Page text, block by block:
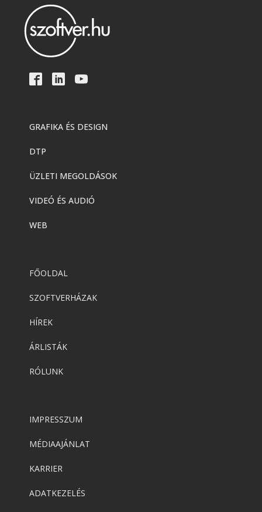
GRAFIKA ÉS DESIGN
DTP
ÜZLETI MEGOLDÁSOK
VIDEÓ ÉS AUDIÓ
WEB
FŐOLDAL
SZOFTVERHÁZAK
HÍREK
ÁRLISTÁK
RÓLUNK
IMPRESSZUM
MÉDIAAJÁNLAT
KARRIER
ADATKEZELÉS